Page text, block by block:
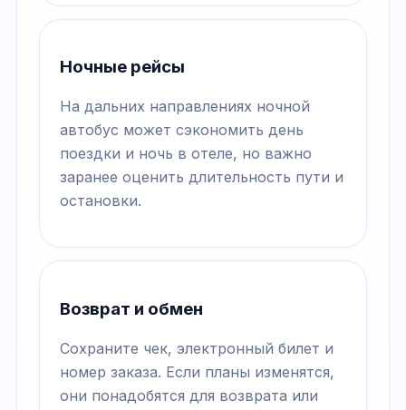
Ночные рейсы
На дальних направлениях ночной
автобус может сэкономить день
поездки и ночь в отеле, но важно
заранее оценить длительность пути и
остановки.
Возврат и обмен
Сохраните чек, электронный билет и
номер заказа. Если планы изменятся,
они понадобятся для возврата или